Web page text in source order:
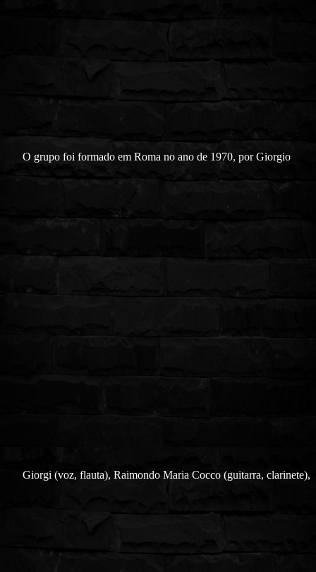
O grupo foi formado em Roma no ano de 1970, por Giorgio
Giorgi (voz, flauta), Raimondo Maria Cocco (guitarra, clarinete),